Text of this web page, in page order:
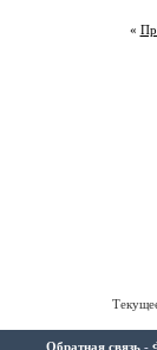
«
Обратная связь -